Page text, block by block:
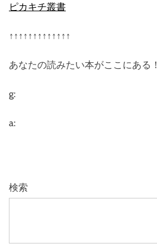
ピカキチ叢書
↑↑↑↑↑↑↑↑↑↑↑↑↑
あなたの読みたい本がここにある！
g:
a:
検索